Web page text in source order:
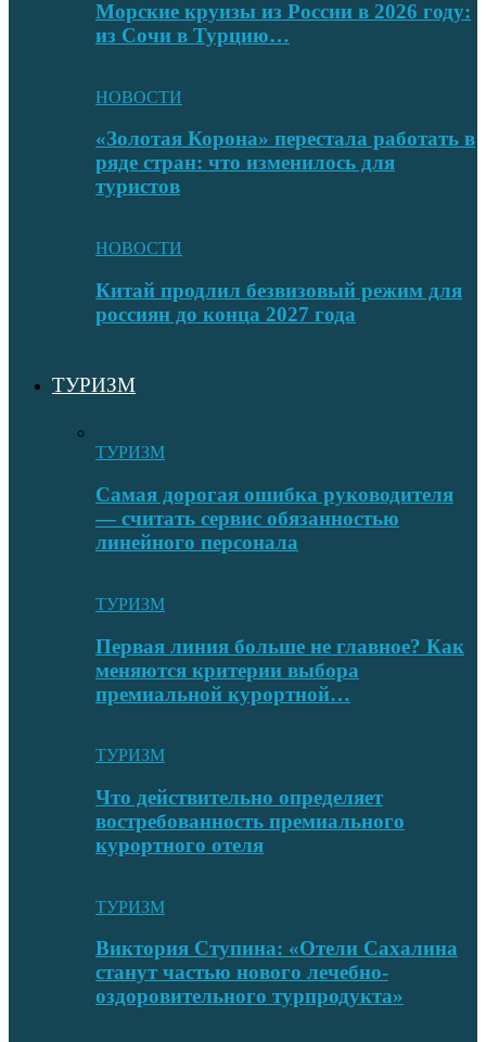
Морские круизы из России в 2026 году:
из Сочи в Турцию…
НОВОСТИ
«Золотая Корона» перестала работать в
ряде стран: что изменилось для
туристов
НОВОСТИ
Китай продлил безвизовый режим для
россиян до конца 2027 года
ТУРИЗМ
ТУРИЗМ
Самая дорогая ошибка руководителя
— считать сервис обязанностью
линейного персонала
ТУРИЗМ
Первая линия больше не главное? Как
меняются критерии выбора
премиальной курортной…
ТУРИЗМ
Что действительно определяет
востребованность премиального
курортного отеля
ТУРИЗМ
Виктория Ступина: «Отели Сахалина
станут частью нового лечебно-
оздоровительного турпродукта»